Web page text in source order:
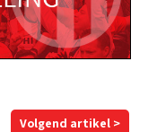
Volgend artikel >